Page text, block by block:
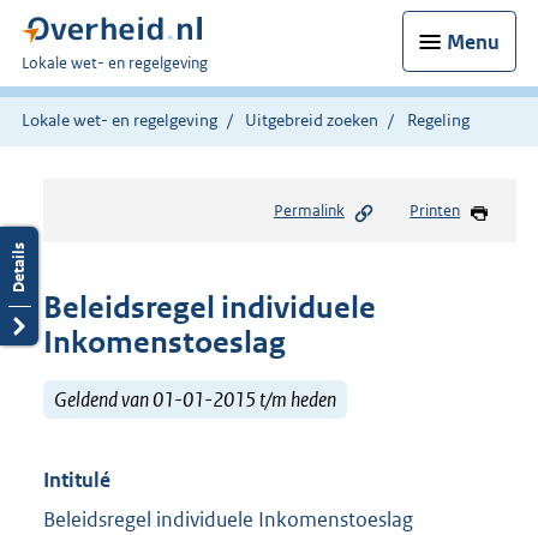
Menu
U
bent
hier:
Lokale wet- en regelgeving
Lokale wet- en regelgeving Uitgebreid zoeken Regeling
Permalink Printen
Beleidsregel individuele
Inkomenstoeslag
Geldend van 01-01-2015 t/m heden
Intitulé
Beleidsregel individuele Inkomenstoeslag